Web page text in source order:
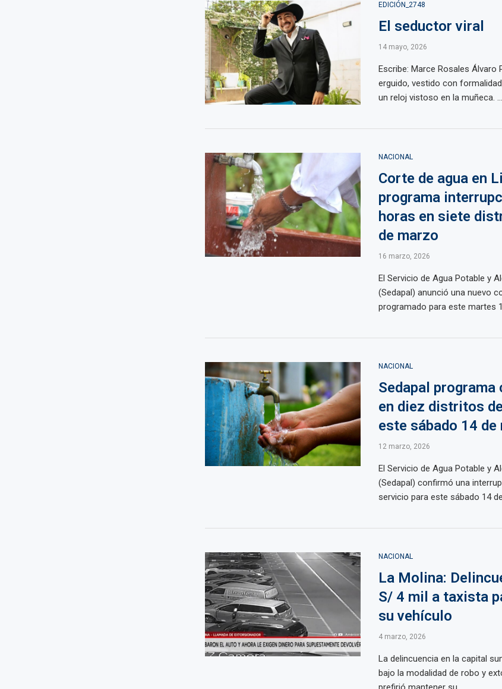
EDICIÓN_2748
El seductor viral
14 mayo, 2026
Escribe: Marce Rosales Álvaro
erguido, vestido con
un reloj vistoso en la muñeca. ...
NACIONAL
Corte de agua en
programa
horas en siete
de marzo
16 marzo, 2026
El Servicio de Agua Potable y
(Sedapal) anunció una nuevo
programado para este martes
NACIONAL
Sedapal programa
en diez distritos
este sábado 14 de
12 marzo, 2026
El Servicio de Agua Potable y
(Sedapal) confirmó una
servicio para este sábado 14
NACIONAL
La Molina:
S/ 4 mil a taxista
su vehículo
4 marzo, 2026
La delincuencia en la capital
bajo la modalidad de robo y